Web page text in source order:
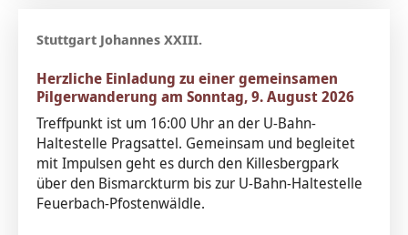
Herzliche Einladung zu einer gemeinsamen
Pilgerwanderung am Sonntag, 9. August 2026
Treffpunkt ist um 16:00 Uhr an der U-Bahn-
Haltestelle Pragsattel. Gemeinsam und begleitet
mit Impulsen geht es durch den Killesbergpark
über den Bismarckturm bis zur U-Bahn-Haltestelle
Feuerbach-Pfostenwäldle.